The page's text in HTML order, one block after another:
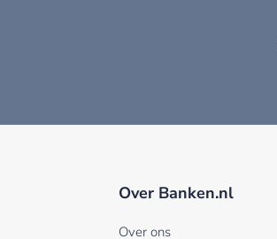
Over Banken.nl
Over ons